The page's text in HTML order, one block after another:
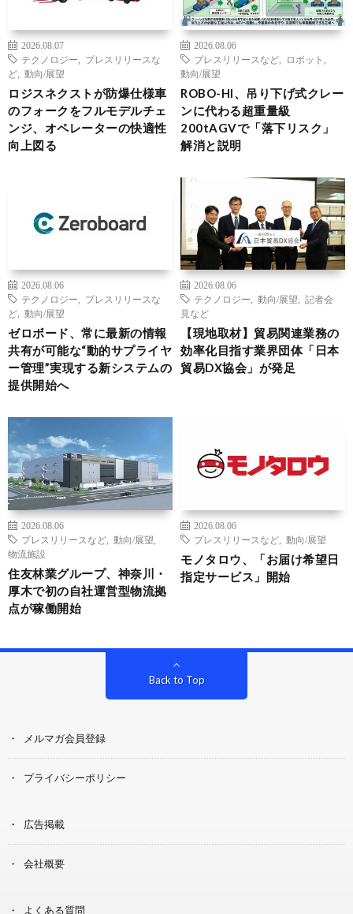
2026.08.07
テクノロジー
プレスリリースな
ど
動向/展望
ロジスネクストが防爆仕様車
のフォークをフルモデルチェ
ンジ、オペレーターの快適性
向上図る
2026.08.06
プレスリリースなど
ロボット
動向/展望
ROBO-HI、吊り下げ式クレー
ンに代わる超重量級
200tAGVで「落下リスク」
解消と説明
2026.08.06
テクノロジー
プレスリリースな
ど
動向/展望
ゼロボード、常に最新の情報
共有が可能な“動的サプライヤ
ー管理”実現する新システムの
提供開始へ
2026.08.06
テクノロジー
動向/展望
記者会
見など
【現地取材】貿易関連業務の
効率化目指す業界団体「日本
貿易DX協会」が発足
2026.08.06
プレスリリースなど
動向/展望
物流施設
住友林業グループ、神奈川・
厚木で初の自社運営型物流拠
点が稼働開始
2026.08.06
プレスリリースなど
動向/展望
モノタロウ、「お届け希望日
指定サービス」開始
Back to Top
メルマガ会員登録
プライバシーポリシー
広告掲載
会社概要
よくある質問